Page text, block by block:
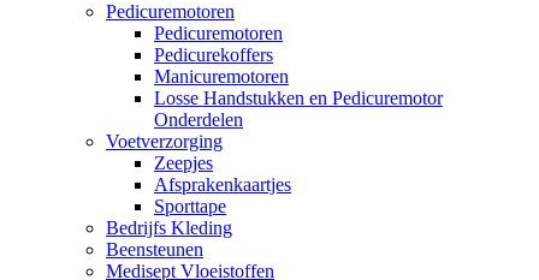
Pedicuremotoren
Pedicuremotoren
Pedicurekoffers
Manicuremotoren
Losse Handstukken en Pedicuremotor
Onderdelen
Voetverzorging
Zeepjes
Afsprakenkaartjes
Sporttape
Bedrijfs Kleding
Beensteunen
Medisept Vloeistoffen